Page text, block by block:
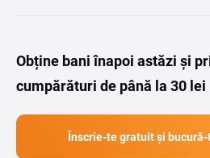
Obține bani înapoi astăzi și
cumpărături de până la 30 lei
Înscrie-te gratuit și